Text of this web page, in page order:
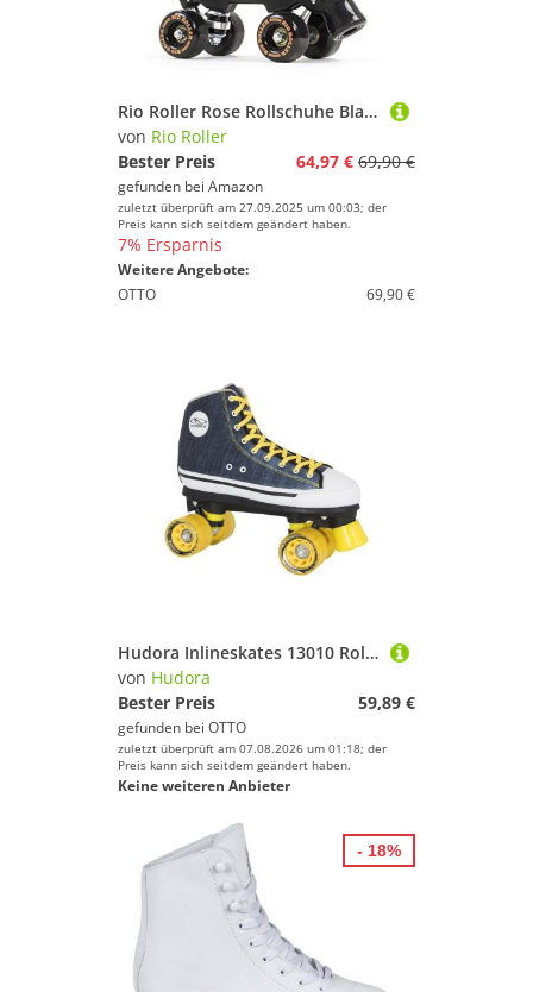
Rio Roller Rose Rollschuhe Black Black 40.5
von Rio Roller
Bester Preis
64,97 € 69,90 €
gefunden bei Amazon
zuletzt überprüft am 27.09.2025 um 00:03; der
Preis kann sich seitdem geändert haben.
7% Ersparnis
Weitere Angebote:
OTTO
69,90 €
Hudora Inlineskates 13010 Roller Skates Blue Denim, Gr. 36
von Hudora
Bester Preis
59,89 €
gefunden bei OTTO
zuletzt überprüft am 07.08.2026 um 01:18; der
Preis kann sich seitdem geändert haben.
Keine weiteren Anbieter
- 18%